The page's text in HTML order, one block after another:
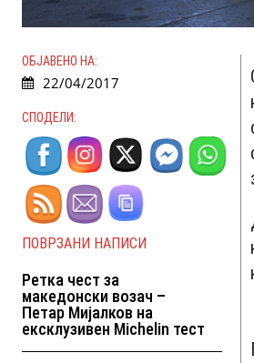
ОБЈАВЕНО НА:
22/04/2017
СПОДЕЛИ:
ПОВРЗАНИ НАПИСИ
Ретка чест за
македонски возач –
Петар Мијалков на
ексклузивен Michelin тест